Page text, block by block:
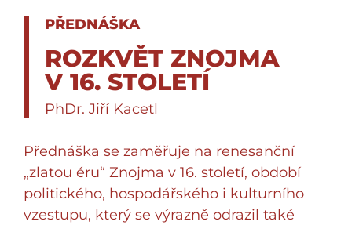
PŘEDNÁŠKA
ROZKVĚT ZNOJMA
V 16. STOLETÍ
PhDr. Jiří Kacetl
Přednáška se zaměřuje na renesanční
„zlatou éru“ Znojma v 16. století, období
politického, hospodářského i kulturního
vzestupu, který se výrazně odrazil také